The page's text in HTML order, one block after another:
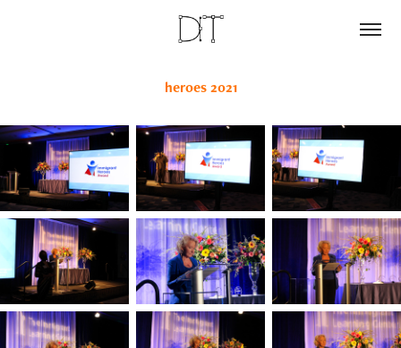
heroes 2021